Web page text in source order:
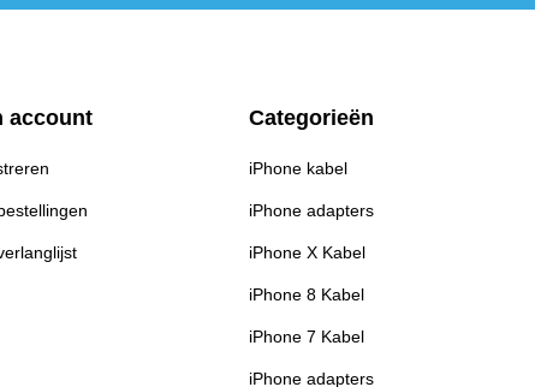
account Categorieën
iPhone kabel
iPhone adapters
iPhone X Kabel
iPhone 8 Kabel
iPhone 7 Kabel
iPhone adapters